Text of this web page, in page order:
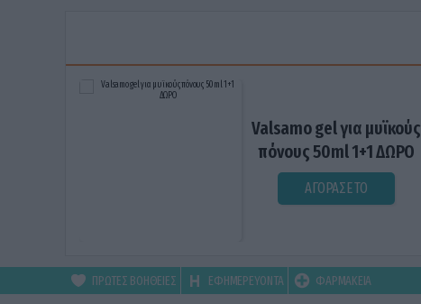
Valsamo gel για μυϊκούς
πόνους 50ml 1+1 ΔΩΡΟ
ΑΓΟΡΑΣΕ ΤΟ
ΠΡΩΤΕΣ ΒΟΗΘΕΙΕΣ ΕΦΗΜΕΡΕΥΟΝΤΑ ΦΑΡΜΑΚΕΙΑ